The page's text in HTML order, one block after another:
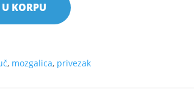
KORPU
, mozgalica, privezak